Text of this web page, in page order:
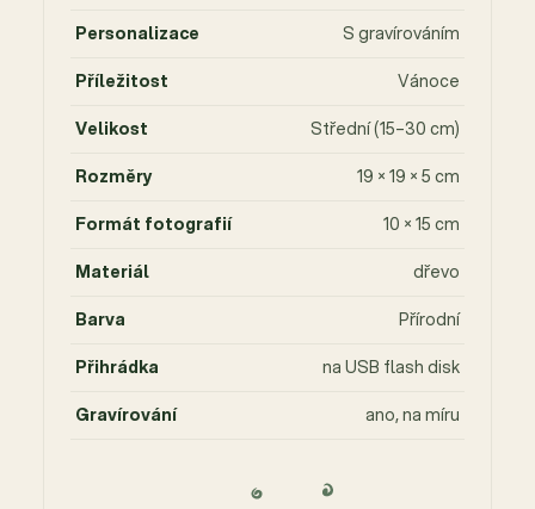
Personalizace
S gravírováním
Příležitost
Vánoce
Velikost
Střední (15–30 cm)
Rozměry
19 × 19 × 5 cm
Formát fotografií
10 × 15 cm
Materiál
dřevo
Barva
Přírodní
Přihrádka
na USB flash disk
Gravírování
ano, na míru